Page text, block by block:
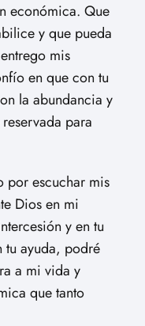
económica. Que
y que pueda
mis
en que con tu
la abundancia y
para
por escuchar mis
Dios en mi
y en tu
tu ayuda, podré
a mi vida y
que tanto